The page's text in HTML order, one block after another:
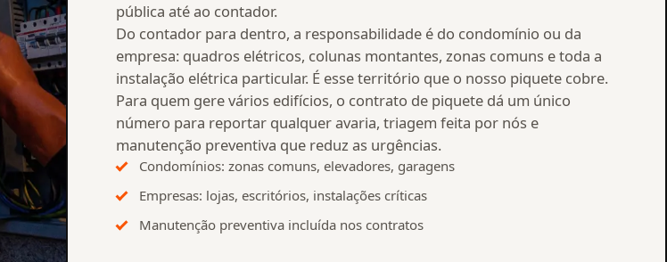
pública até ao contador.
Do contador para dentro, a responsabilidade é do condomínio ou da
empresa: quadros elétricos, colunas montantes, zonas comuns e toda a
instalação elétrica particular. É esse território que o nosso piquete cobre.
Para quem gere vários edifícios, o contrato de piquete dá um único
número para reportar qualquer avaria, triagem feita por nós e
manutenção preventiva que reduz as urgências.
Condomínios: zonas comuns, elevadores, garagens
Empresas: lojas, escritórios, instalações críticas
Manutenção preventiva incluída nos contratos